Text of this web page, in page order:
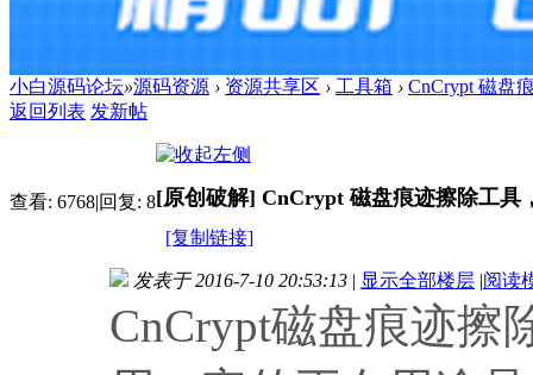
小白源码论坛»源码资源 › 资源共享区 › 工具箱 › CnCrypt 磁盘
返回列表 发新帖
查看: 6768 回复: 8[原创破解] CnCrypt 磁盘痕迹擦除工具
[复制链接]
发表于 2016-7-10 20:53:13 显示全部楼层 阅读
CnCrypt磁盘痕迹擦